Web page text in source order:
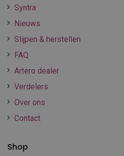
Syntra
Nieuws
Slijpen & herstellen
FAQ
Artero dealer
Verdelers
Over ons
Contact
Shop